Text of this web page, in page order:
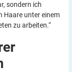
sondern ich
Haare unter einem
zu arbeiten.“